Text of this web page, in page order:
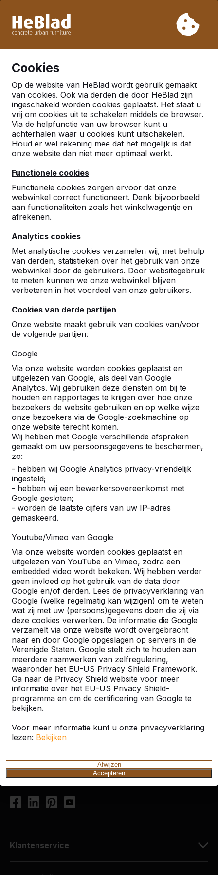
week 33. Houdt u daarom rekening met langere levertijden.
Cookies
Op de website van HeBlad wordt gebruik gemaakt
van cookies. Ook via derden die door HeBlad zijn
ingeschakeld worden cookies geplaatst. Het staat u
vrij om cookies uit te schakelen middels de browser.
Via de helpfunctie van uw browser kunt u
achterhalen waar u cookies kunt uitschakelen.
Houd er wel rekening mee dat het mogelijk is dat
onze website dan niet meer optimaal werkt.
Functionele cookies
Functionele cookies zorgen ervoor dat onze
webwinkel correct functioneert. Denk bijvoorbeeld
aan functionaliteiten zoals het winkelwagentje en
afrekenen.
Analytics cookies
Met analytische cookies verzamelen wij, met behulp
van derden, statistieken over het gebruik van onze
webwinkel door de gebruikers. Door websitegebruik
te meten kunnen we onze webwinkel blijven
verbeteren in het voordeel van onze gebruikers.
Cookies van derde partijen
Onze website maakt gebruik van cookies van/voor
de volgende partijen:
Google
Via onze website worden cookies geplaatst en
uitgelezen van Google, als deel van Google
Analytics. Wij gebruiken deze diensten om bij te
houden en rapportages te krijgen over hoe onze
bezoekers de website gebruiken en op welke wijze
onze bezoekers via de Google-zoekmachine op
onze website terecht komen.
Wij hebben met Google verschillende afspraken
gemaakt om uw persoonsgegevens te beschermen,
zo:
- hebben wij Google Analytics privacy-vriendelijk
ingesteld;
- hebben wij een bewerkersovereenkomst met
Google gesloten;
- worden de laatste cijfers van uw IP-adres
gemaskeerd.
Youtube/Vimeo van Google
Via onze website worden cookies geplaatst en
uitgelezen van YouTube en Vimeo, zodra een
embedded video wordt bekeken. Wij hebben verder
geen invloed op het gebruik van de data door
Google en/of derden. Lees de privacyverklaring van
Google (welke regelmatig kan wijzigen) om te weten
wat zij met uw (persoons)gegevens doen die zij via
deze cookies verwerken. De informatie die Google
verzamelt via onze website wordt overgebracht
naar en door Google opgeslagen op servers in de
Verenigde Staten. Google stelt zich te houden aan
meerdere raamwerken van zelfregulering,
waaronder het EU-US Privacy Shield Framework.
Ga naar de Privacy Shield website voor meer
informatie over het EU-US Privacy Shield-
programma en om de certificering van Google te
bekijken.
Voor meer informatie kunt u onze privacyverklaring
lezen: Bekijken
Afwijzen
Accepteren
Al meer dan 30.000 producten verkocht
Meer
Afgeronde pingpongtafel
pingpongtafels van HeBlad. Doordat we de
pingpongtafels op veel basisscholen leveren en daar
behoorlijk fanatieke kinderen aan spelen zijn, hebben
we bedacht om de hoeken af te ronden zodat ze hier
niet zo makkelijk tegenaan lopen.
De afgeronde pingpongtafels zijn leverbaar in drie
verschillende uitvoeringen. Hieronder staan de
uitvoeringen afgebeeld.
HeBlad -
Afgeronde pingpongtafels
Productcode PP.AR.GR PP.AR.BL
Kleur
Groen Blauw
Klik hier voor meer informatie over onze
pingpongtafels.
Contact
HeBlad Nederland
5527 LC Hapert
+31 (0)497 - 36.08.08
info@HeBlad.com
Klantenservice